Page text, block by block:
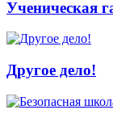
Ученическая
Другое дело!